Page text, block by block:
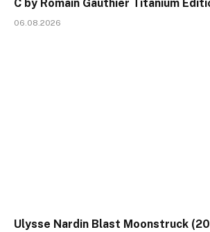
C by Romain Gauthier Titanium
06.08.2026
Ulysse Nardin Blast Moonstruck